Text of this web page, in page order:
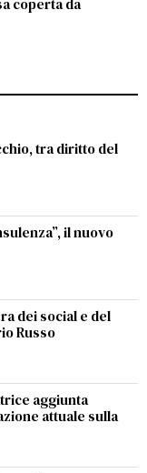
coperta da
tra diritto del
il nuovo
dei social e del
Russo
aggiunta
attuale sulla